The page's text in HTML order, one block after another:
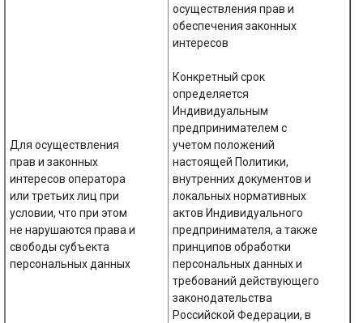
Для осуществления
прав и законных
интересов оператора
или третьих лиц при
условии, что при этом
не нарушаются права и
свободы субъекта
персональных данных
осуществления прав и
обеспечения законных
интересов
Конкретный срок
определяется
Индивидуальным
предпринимателем с
учетом положений
настоящей Политики,
внутренних документов и
локальных нормативных
актов Индивидуального
предпринимателя, а также
принципов обработки
персональных данных и
требований действующего
законодательства
Российской Федерации, в